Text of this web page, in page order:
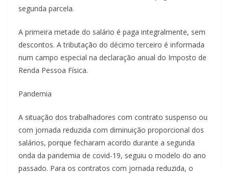
segunda parcela.
A primeira metade do salário é paga integralmente, sem
descontos. A tributação do décimo terceiro é informada
num campo especial na declaração anual do Imposto de
Renda Pessoa Física.
Pandemia
A situação dos trabalhadores com contrato suspenso ou
com jornada reduzida com diminuição proporcional dos
salários, porque fecharam acordo durante a segunda
onda da pandemia de covid-19, seguiu o modelo do ano
passado. Para os contratos com jornada reduzida, o